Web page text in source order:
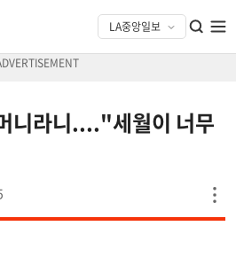
니라니...."세월이 너무